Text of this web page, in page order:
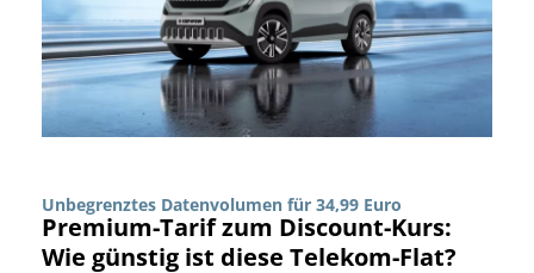
Unbegrenztes Datenvolumen für 34,99 Euro
Premium-Tarif zum Discount-Kurs:
Wie günstig ist diese Telekom-Flat?